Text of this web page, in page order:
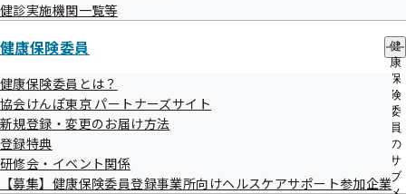
健診実施機関一覧等
健康保険委員
健
康
保
険
委
員
の
サ
ブ
健康保険委員とは？
協会けんぽ東京 パートナーズサイト
新規登録・変更のお届け方法
登録特典
研修会・イベント関係
【募集】健康保険委員登録事業所向けヘルスケアサポート参加企業
03【健診：事業主様・被保険者（従業員ご本
04【健診：従業員のご家族様向け】特定健康
診査（家族）のご案内